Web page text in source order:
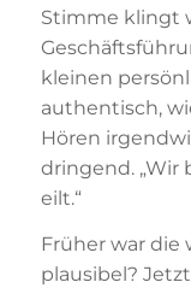
Stimme klingt
kleinen
authentisch,
Hören
dringend. „Wir
eilt.“
Früher war die
plausibel?